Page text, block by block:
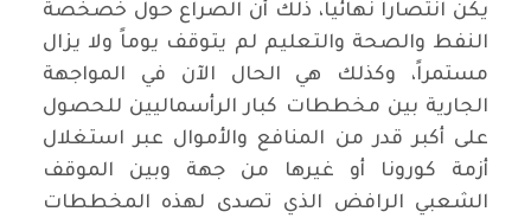
يكن انتصاراً نهائياً، ذلك أن الصراع حول خصخصة
النفط والصحة والتعليم لم يتوقف يوماً ولا يزال
مستمراً، وكذلك هي الحال الآن في المواجهة
الجارية بين مخططات كبار الرأسماليين للحصول
على أكبر قدر من المنافع والأموال عبر استغلال
أزمة كورونا أو غيرها من جهة وبين الموقف
الشعبي الرافض الذي تصدى لهذه المخططات